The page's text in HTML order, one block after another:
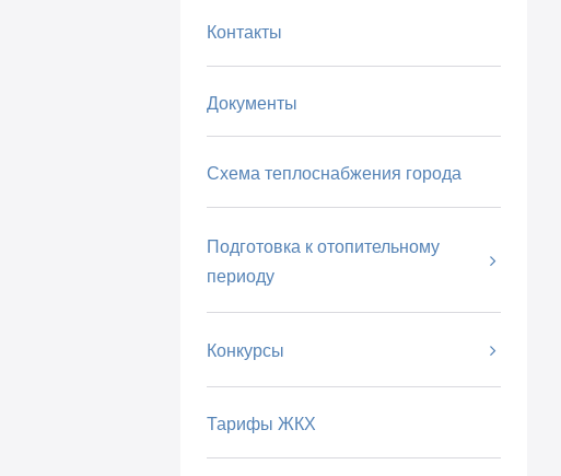
Контакты
Документы
Схема теплоснабжения города
Подготовка к отопительному
периоду
Конкурсы
Тарифы ЖКХ